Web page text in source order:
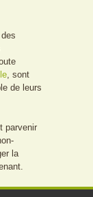
, sont
de leurs
parvenir
la